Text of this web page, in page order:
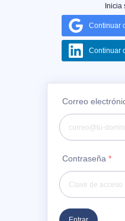
Inicia
Continuar
Continuar
Correo
Contraseña *